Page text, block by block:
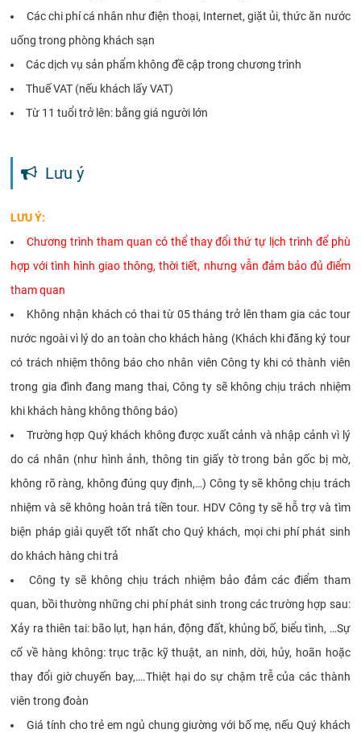
Các chi phí cá nhân như điện thoại, Internet, giặt ủi, thức ăn nước
uống trong phòng khách sạn
Các dịch vụ sản phẩm không đề cập trong chương trình
Thuế VAT (nếu khách lấy VAT)
Từ 11 tuổi trở lên: bằng giá người lớn
Lưu ý
LƯU Ý:
Chương trình tham quan có thể thay đổi thứ tự lịch trình để phù
hợp với tình hình giao thông, thời tiết, nhưng vẫn đảm bảo đủ điểm
tham quan
Không nhận khách có thai từ 05 tháng trở lên tham gia các tour
nước ngoài vì lý do an toàn cho khách hàng (Khách khi đăng ký tour
có trách nhiệm thông báo cho nhân viên Công ty khi có thành viên
trong gia đình đang mang thai, Công ty sẽ không chịu trách nhiệm
khi khách hàng không thông báo)
Trường hợp Quý khách không được xuất cảnh và nhập cảnh vì lý
do cá nhân (như hình ảnh, thông tin giấy tờ trong bản gốc bị mờ,
không rõ ràng, không đúng quy định,…) Công ty sẽ không chịu trách
nhiệm và sẽ không hoàn trả tiền tour. HDV Công ty sẽ hỗ trợ và tìm
biện pháp giải quyết tốt nhất cho Quý khách, mọi chi phí phát sinh
do khách hàng chi trả
Công ty sẽ không chịu trách nhiệm bảo đảm các điểm tham
quan, bồi thường những chi phí phát sinh trong các trường hợp sau:
Xảy ra thiên tai: bão lụt, hạn hán, động đất, khủng bố, biểu tình, …Sự
cố về hàng không: trục trặc kỹ thuật, an ninh, dời, hủy, hoãn hoặc
thay đổi giờ chuyến bay,….Thiệt hại do sự chậm trễ của các thành
viên trong đoàn
Giá tính cho trẻ em ngủ chung giường với bố mẹ, nếu Quý khách